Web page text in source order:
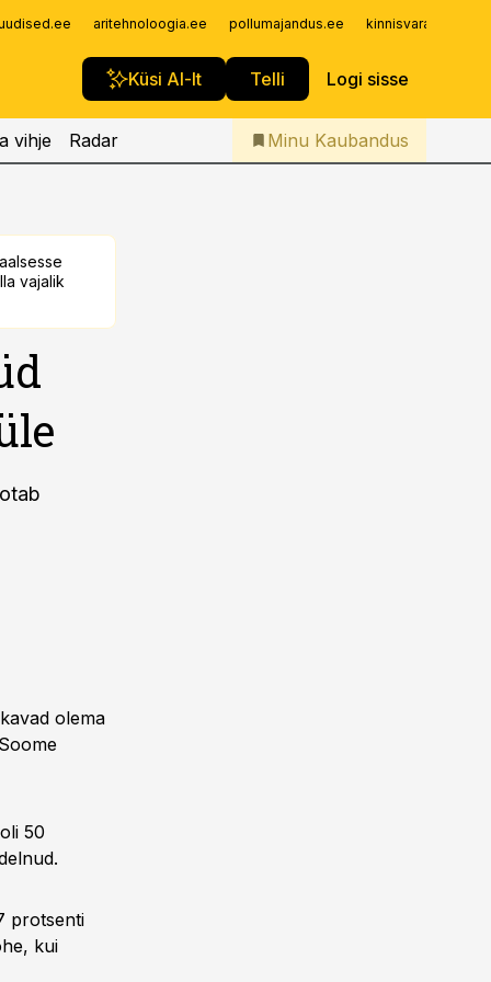
aritehnoloogia.ee pollumajandus.ee
Küsi AI-lt Telli Logi sisse
Iseteenindus
Telli Kaubandus
vihje Radar Minu Kaubandus
vajalik
olema
50
protsenti
kui